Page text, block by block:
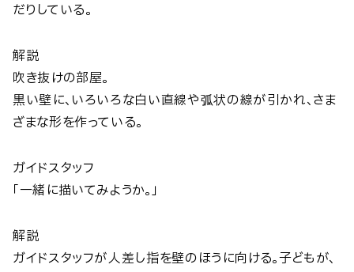
だりしている。
解説
吹き抜けの部屋。
黒い壁に、いろいろな白い直線や弧状の線が引かれ、さま
ざまな形を作っている。
ガイドスタッフ
「一緒に描いてみようか。」
解説
ガイドスタッフが人差し指を壁のほうに向ける。子どもが、